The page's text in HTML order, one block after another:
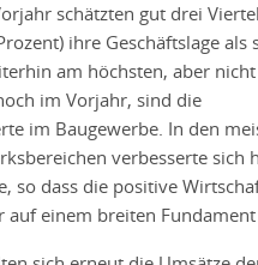
schätzten gut drei
ihre Geschäftslage als
am höchsten, aber
im Vorjahr, sind die
im Baugewerbe. In den
verbesserte sich
so dass die positive
auf einem breiten